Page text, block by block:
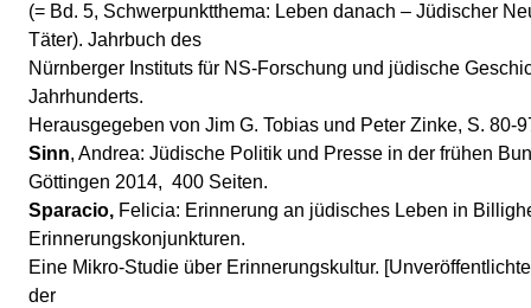
(= Bd. 5, Schwerpunktthema: Leben danach – Jüdischer
Täter). Jahrbuch des
Nürnberger Instituts für NS-Forschung und jüdische
Jahrhunderts.
Herausgegeben von Jim G. Tobias und Peter Zinke, S. 80-
Sinn, Andrea: Jüdische Politik und Presse in der frühen
Göttingen 2014, 400 Seiten.
Sparacio, Felicia: Erinnerung an jüdisches Leben in
Erinnerungskonjunkturen.
Eine Mikro-Studie über Erinnerungskultur.
der